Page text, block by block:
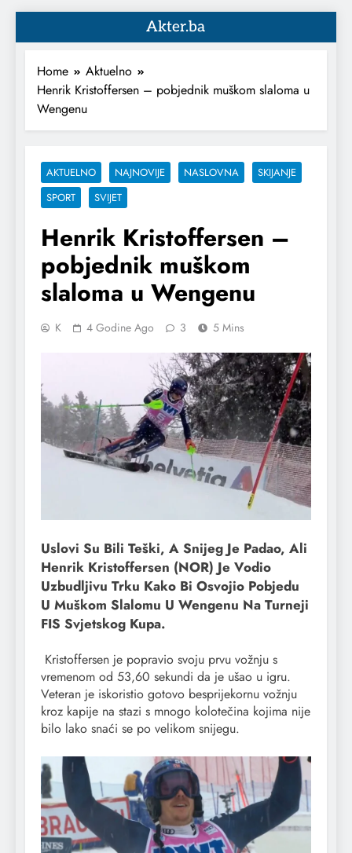
Akter.ba
Home
Aktuelno
Henrik Kristoffersen – pobjednik muškom slaloma u
Wengenu
AKTUELNO NAJNOVIJE NASLOVNA
SKIJANJE
SPORT
SVIJET
Henrik Kristoffersen –
pobjednik muškom
slaloma u Wengenu
K 4 Godine Ago 3 5 Mins
Uslovi Su Bili Teški, A Snijeg Je Padao, Ali
Henrik Kristoffersen (NOR) Je Vodio
Uzbudljivu Trku Kako Bi Osvojio Pobjedu
U Muškom Slalomu U Wengenu Na Turneji
FIS Svjetskog Kupa.
Kristoffersen je popravio svoju prvu vožnju s
vremenom od 53,60 sekundi da je ušao u igru.
Veteran je iskoristio gotovo besprijekornu vožnju
kroz kapije na stazi s mnogo kolotečina kojima nije
bilo lako snaći se po velikom snijegu.